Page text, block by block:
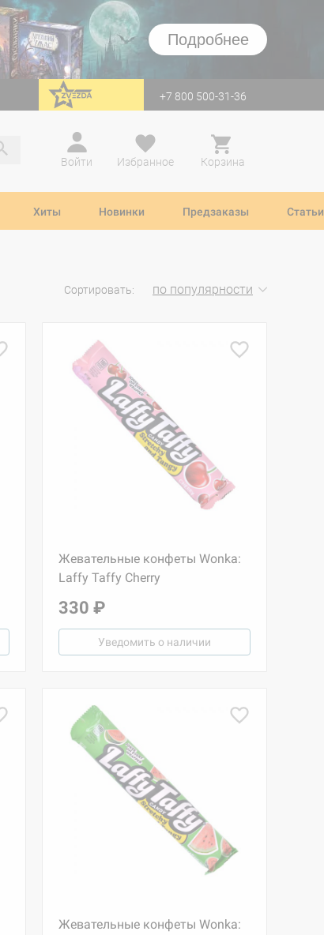
Подробнее
перейти на Zvezda +7 800 500-31-36
Войти
Избранное Корзина
Хиты Новинки Предзаказы Статьи
Сортировать: по популярности
Жевательные конфеты Wonka:
Laffy Taffy Cherry
330 ₽
Уведомить о наличии
Жевательные конфеты Wonka: